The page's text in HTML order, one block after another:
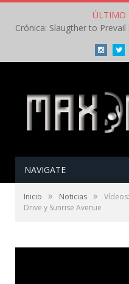
ÚLTIMO
Instagram
NAVIGATE
Inicio » Noticias »
Drive y Sunrise Avenue